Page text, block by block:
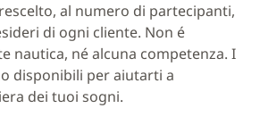
al numero di partecipanti,
di ogni cliente. Non é
nautica, né alcuna competenza. I
disponibili per aiutarti a
dei tuoi sogni.